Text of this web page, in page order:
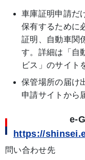
車庫証明申請だ
保有するために
証明、自動車関
す。詳細は「自
ビス」のサイト
保管場所の届け
申請サイトから
e-Gov電
https://
問い合わせ先